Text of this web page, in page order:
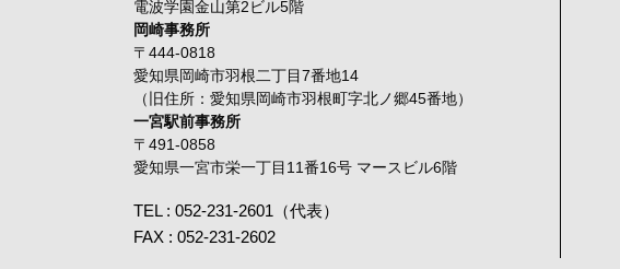
電波学園金山第2ビル5階
岡崎事務所
〒444-0818
愛知県岡崎市羽根二丁目7番地14
（旧住所：愛知県岡崎市羽根町字北ノ郷45番地）
一宮駅前事務所
〒491-0858
愛知県一宮市栄一丁目11番16号 マースビル6階
TEL : 052-231-2601（代表）
FAX : 052-231-2602